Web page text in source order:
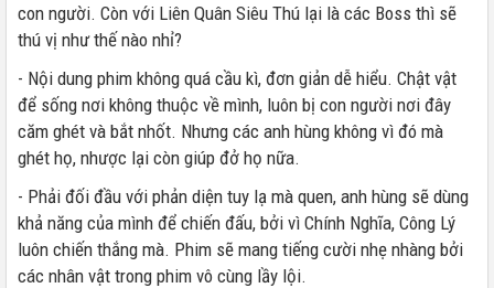
con người. Còn với Liên Quân Siêu Thú lại là các Boss thì sẽ
thú vị như thế nào nhỉ?
- Nội dung phim không quá cầu kì, đơn giản dễ hiểu. Chật vật
để sống nơi không thuộc về mình, luôn bị con người nơi đây
căm ghét và bắt nhốt. Nhưng các anh hùng không vì đó mà
ghét họ, nhược lại còn giúp đở họ nữa.
- Phải đối đầu với phản diện tuy lạ mà quen, anh hùng sẽ dùng
khả năng của mình để chiến đấu, bởi vì Chính Nghĩa, Công Lý
luôn chiến thắng mà. Phim sẽ mang tiếng cười nhẹ nhàng bởi
các nhân vật trong phim vô cùng lầy lội.